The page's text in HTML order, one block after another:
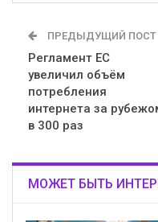
ПРЕДЫДУЩИЙ ПОСТ
Регламент ЕС
увеличил объём
потребления
интернета за
в 300 раз
МОЖЕТ БЫТЬ